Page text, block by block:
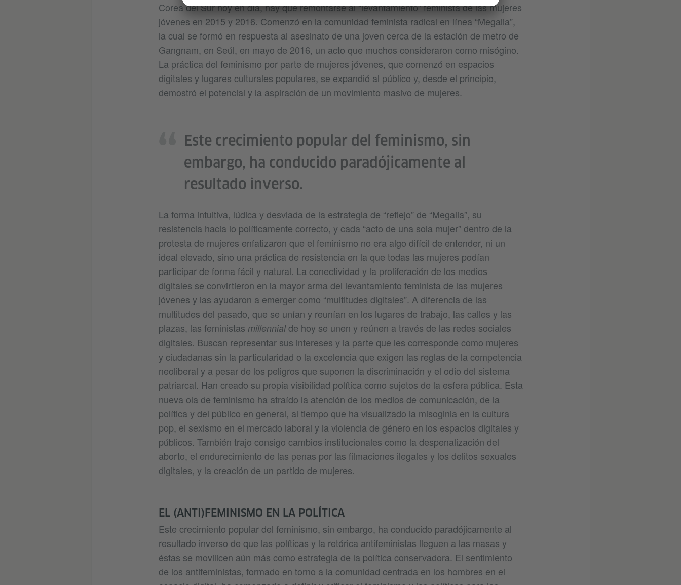
Corea del Sur hoy en día, hay que remontarse al “levantamiento” feminista de las mujeres
jóvenes en 2015 y 2016. Comenzó en la comunidad feminista radical en línea “Megalia”,
la cual se formó en respuesta al asesinato de una joven cerca de la estación de metro de
Gangnam, en Seúl, en mayo de 2016, un acto que muchos consideraron como misógino.
La práctica del feminismo por parte de mujeres jóvenes, que comenzó en espacios
digitales y lugares culturales populares, se expandió al público y, desde el principio,
demostró el potencial y la aspiración de un movimiento masivo de mujeres.
Este crecimiento popular del feminismo, sin
embargo, ha conducido paradójicamente al
resultado inverso.
La forma intuitiva, lúdica y desviada de la estrategia de “reflejo” de “Megalia”, su
resistencia hacia lo políticamente correcto, y cada “acto de una sola mujer” dentro de la
protesta de mujeres enfatizaron que el feminismo no era algo difícil de entender, ni un
ideal elevado, sino una práctica de resistencia en la que todas las mujeres podían
participar de forma fácil y natural. La conectividad y la proliferación de los medios
digitales se convirtieron en la mayor arma del levantamiento feminista de las mujeres
jóvenes y las ayudaron a emerger como “multitudes digitales”. A diferencia de las
multitudes del pasado, que se unían y reunían en los lugares de trabajo, las calles y las
plazas, las feministas millennialde hoy se unen y reúnen a través de las redes sociales
digitales. Buscan representar sus intereses y la parte que les corresponde como mujeres
y ciudadanas sin la particularidad o la excelencia que exigen las reglas de la competencia
neoliberal y a pesar de los peligros que suponen la discriminación y el odio del sistema
patriarcal. Han creado su propia visibilidad política como sujetos de la esfera pública. Esta
nueva ola de feminismo ha atraído la atención de los medios de comunicación, de la
política y del público en general, al tiempo que ha visualizado la misoginia en la cultura
pop, el sexismo en el mercado laboral y la violencia de género en los espacios digitales y
públicos. También trajo consigo cambios institucionales como la despenalización del
aborto, el endurecimiento de las penas por las filmaciones ilegales y los delitos sexuales
digitales, y la creación de un partido de mujeres.
EL (ANTI)FEMINISMO EN LA POLÍTICA
Este crecimiento popular del feminismo, sin embargo, ha conducido paradójicamente al
resultado inverso de que las políticas y la retórica antifeministas lleguen a las masas y
éstas se movilicen aún más como estrategia de la política conservadora. El sentimiento
de los antifeministas, formado en torno a la comunidad centrada en los hombres en el